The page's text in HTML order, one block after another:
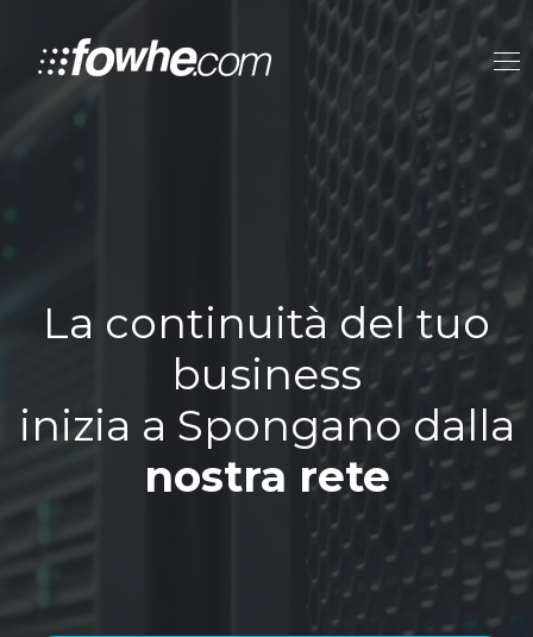
La continuità del tuo
business
inizia a Spongano dalla
nostra rete